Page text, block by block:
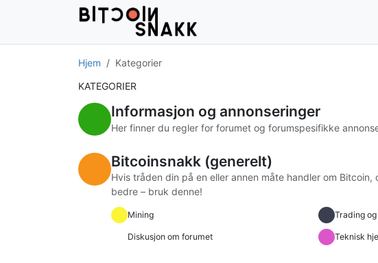
Hjem
Kategorier
KATEGORIER
Informasjon og annonseringer
Her finner du regler for forumet og forumspesifikke
Bitcoinsnakk (generelt)
Hvis tråden din på en eller annen måte handler om
bedre – bruk denne!
Mining Trading
Diskusjon om forumet Teknisk